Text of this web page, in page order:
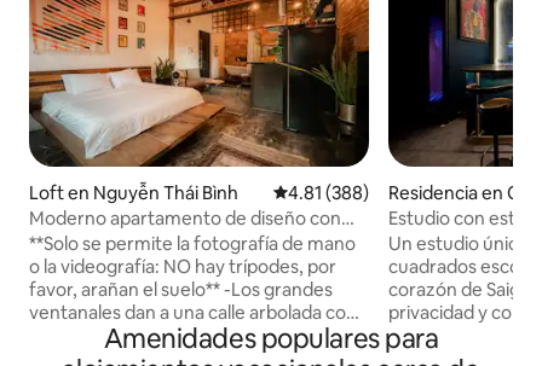
Loft en Nguyễn Thái Bình Calificación promedio: 4.81 de
4.81 (388)
Moderno apartamento de diseño con
impresionantes detalles retro.
**Solo se permite la fotografía de mano
o la videografía: NO hay trípodes, por
favor, arañan el suelo** -Los grandes
ventanales dan a una calle arbolada con
tamarindo y al otro lado de la
arquitectura de la época colonial
Residencia en
Estudio con estilo
callejón de Saigón
Un estudio único
cuadrados
corazón de
privacidad y
segundo piso de
encima del
Amenidades populares para